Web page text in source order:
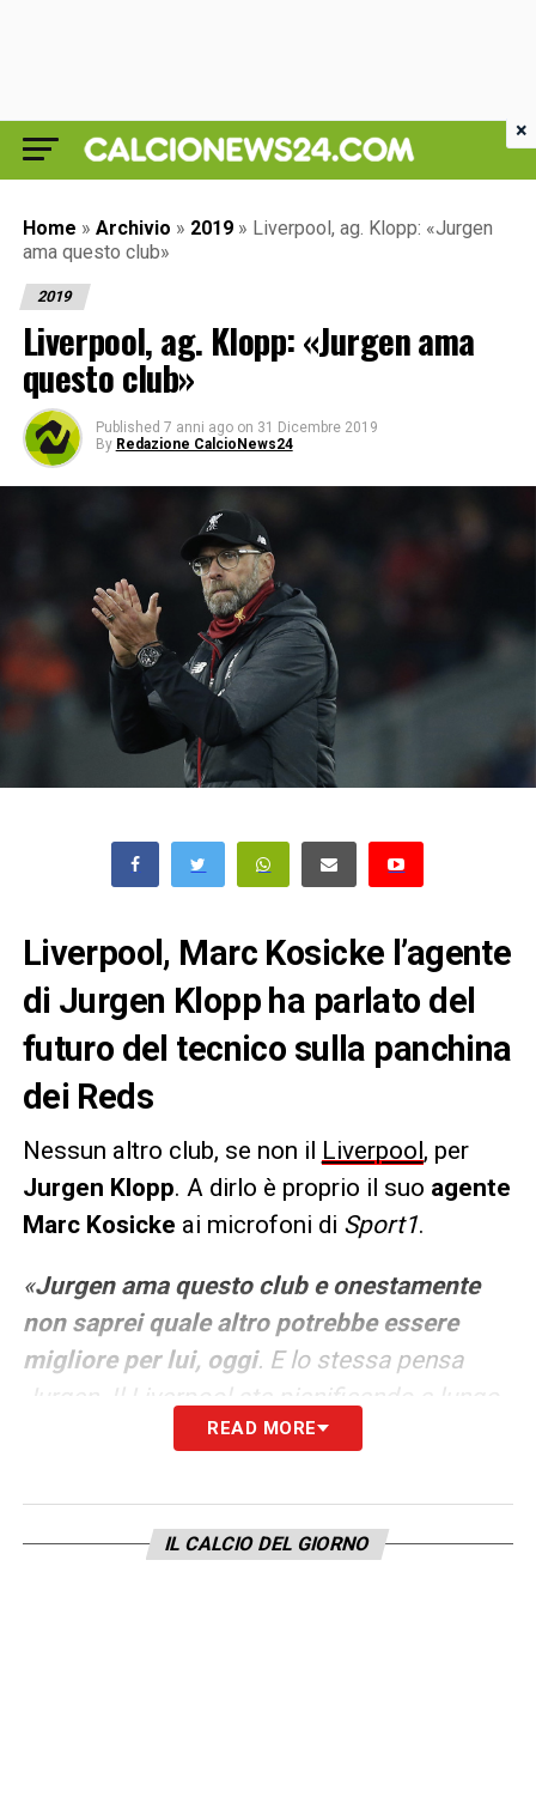
Home » Archivio » 2019 » Liverpool, ag. Klopp: «Jurgen
ama questo club»
2019
Liverpool, ag. Klopp: «Jurgen ama
questo club»
Published 7 anni ago on 31 Dicembre 2019
By Redazione CalcioNews24
Liverpool, Marc Kosicke l’agente
di Jurgen Klopp ha parlato del
futuro del tecnico sulla panchina
dei Reds
Nessun altro club, se non il Liverpool , per
Jurgen Klopp. A dirlo è proprio il suo agente
Marc Kosicke ai microfoni di Sport1.
«Jurgen ama questo club e onestamente
non saprei quale altro potrebbe essere
migliore per lui, oggi. E lo stessa pensa
Jurgen. Il Liverpool sta pianificando a lungo
raggio per essere sicuro. Giocatori come
contratti a breve oppure lo hanno già fatto. E
in questo contesto l’allenatore avrà un ruolo
READ MORE
IL CALCIO DEL GIORNO
×